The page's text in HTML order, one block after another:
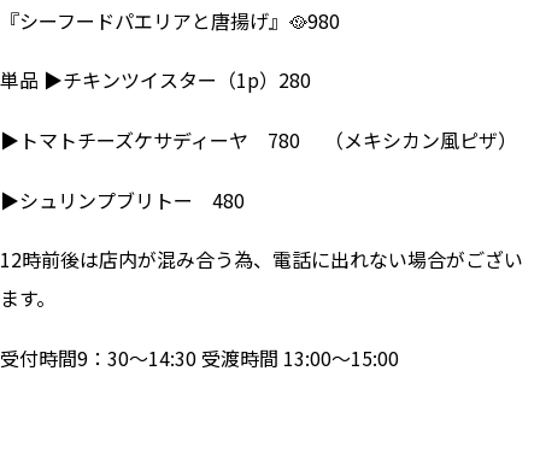
『シーフードパエリアと唐揚げ』🥘980
単品 ▶チキンツイスター（1p）280
▶トマトチーズケサディーヤ 780 （メキシカン風ピザ）
▶シュリンプブリトー 480
12時前後は店内が混み合う為、電話に出れない場合がござい
ます。
受付時間9：30～14:30 受渡時間 13:00～15:00